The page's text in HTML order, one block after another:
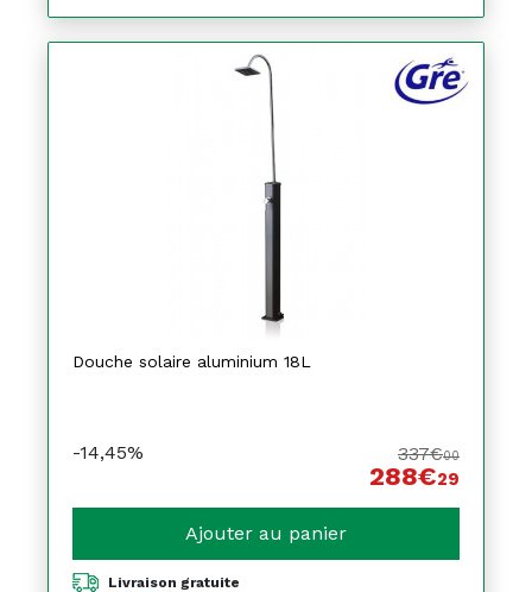
Douche solaire aluminium 18L
-14,45% 337€00
288€29
Ajouter au panier
Livraison gratuite